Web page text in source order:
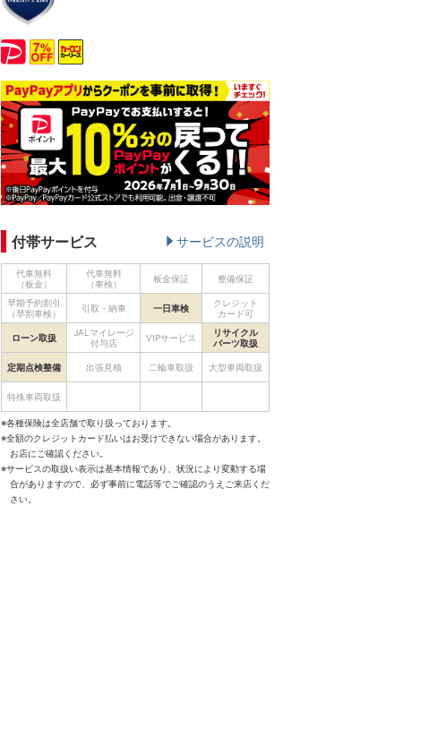
付帯サービス サービスの説明
代車無料
（板金）
代車無料
（車検）
板金保証 整備保証
早期予約割引
（早割車検）
引取・納車 一日車検
クレジット
カード可
ローン取扱
JALマイレージ
付与店
VIPサービス
リサイクル
パーツ取扱
定期点検整備 出張見積 二輪車取扱 大型車両取扱
特殊車両取扱
※各種保険は全店舗で取り扱っております。
※全額のクレジットカード払いはお受けできない場合があります。
お店にご確認ください。
※サービスの取扱い表示は基本情報であり、状況により変動する場
合がありますので、必ず事前に電話等でご確認のうえご来店くだ
さい。